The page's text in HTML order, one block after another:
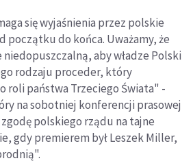
się wyjaśnienia przez polskie
początku do końca. Uważamy, że
aby władze Polski
rodzaju proceder, który
roli państwa Trzeciego Świata" -
na sobotniej konferencji prasowej
polskiego rządu na tajne
gdy premierem był Leszek Miller,